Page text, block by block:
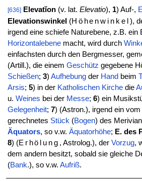
[636] Elevatĭon(v. lat. Elevatio), 1) Auf-,
Elevationswinkel (Höhenwinkel ),
irgend eine schiefe Naturebene, z.B. ein
Horizontalebenemacht, wird durch
einfachsten durch den Bergmesser,
(Artill.), die einem Geschütz gegebene
Schießen; 3) Aufhebungder Hand beim
Arsis; 5) in der Katholischen Kirchedie
u. Weines bei der Messe; 6) ein
Gelegenheit; 7) (Astron.), irgend ein vom
gerechnetes Stück(Bogen) des
Äquators, so v.w. Äquatorhöhe; E. des
8) (Erhölung , Astrolog.), derVorzug,
dem andern besitzt, sobald sie gleiche
(Bank.), so v.w. Aufriß.